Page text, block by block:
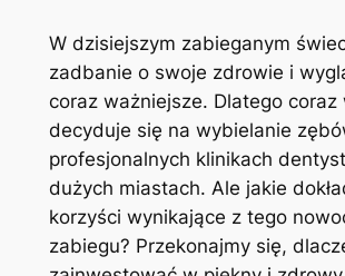
W dzisiejszym zabieganym
zadbanie​ o swoje zdrowie i
coraz⁣ ważniejsze. Dlatego coraz
decyduje się na wybielanie
profesjonalnych klinikach
dużych ⁢miastach. Ale jakie
korzyści wynikające z tego
zabiegu? Przekonajmy‍ się,